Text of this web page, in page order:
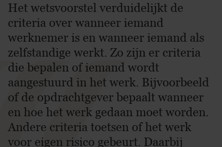
Het wetsvoorstel verduidelijkt de
criteria over wanneer iemand
werknemer is en wanneer iemand als
zelfstandige werkt. Zo zijn er criteria
die bepalen of iemand wordt
aangestuurd in het werk. Bijvoorbeeld
of de opdrachtgever bepaalt wanneer
en hoe het werk gedaan moet worden.
Andere criteria toetsen of het werk
voor eigen risico gebeurt. Daarbij